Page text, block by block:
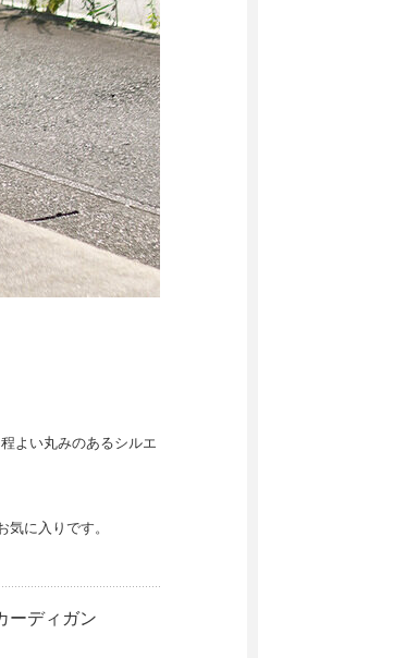
よい丸みのあるシルエ
に入りです。
ーディガン